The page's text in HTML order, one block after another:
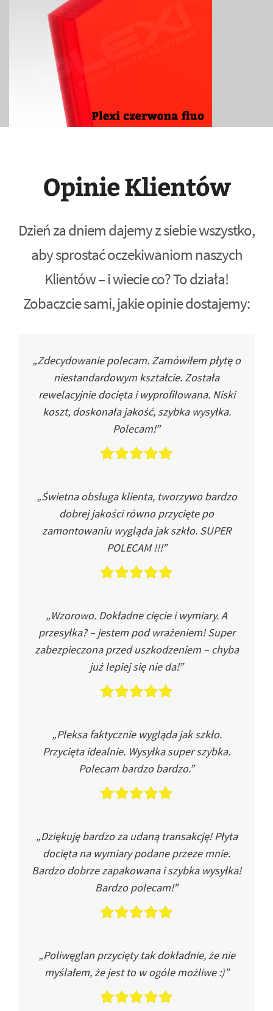
Opinie Klientów
Dzień za dniem dajemy z siebie wszystko,
aby sprostać oczekiwaniom naszych
Klientów – i wiecie co? To działa!
Zobaczcie sami, jakie opinie dostajemy:
„Zdecydowanie polecam. Zamówiłem płytę o
niestandardowym kształcie. Została
rewelacyjnie docięta i wyprofilowana. Niski
koszt, doskonała jakość, szybka wysyłka.
Polecam!”
„Świetna obsługa klienta, tworzywo bardzo
dobrej jakości równo przycięte po
zamontowaniu wygląda jak szkło. SUPER
POLECAM !!!”
„Wzorowo. Dokładne cięcie i wymiary. A
przesyłka? – jestem pod wrażeniem! Super
zabezpieczona przed uszkodzeniem – chyba
już lepiej się nie da!”
„Pleksa faktycznie wygląda jak szkło.
Przycięta idealnie. Wysyłka super szybka.
Polecam bardzo bardzo.”
„Dziękuję bardzo za udaną transakcję! Płyta
docięta na wymiary podane przeze mnie.
Bardzo dobrze zapakowana i szybka wysyłka!
Bardzo polecam!”
„Poliwęglan przycięty tak dokładnie, że nie
myślałem, że jest to w ogóle możliwe :)”